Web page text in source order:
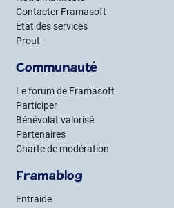
Contacter Framasoft
État des services
Prout
Communauté
Le forum de Framasoft
Participer
Bénévolat valorisé
Partenaires
Charte de modération
Framablog
Entraide